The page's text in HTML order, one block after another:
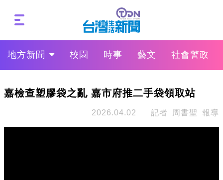
地方新聞 校園 時事 藝文 社會警政
嘉檢查塑膠袋之亂 嘉市府推二手袋領取站
2026.04.02 記者 周書聖 報導